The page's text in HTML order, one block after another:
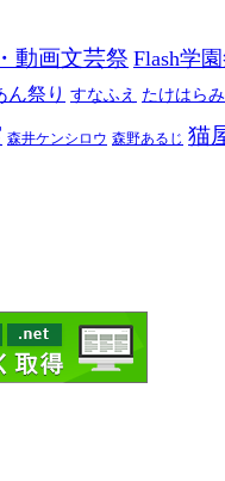
動画文芸祭 Flash学
ん祭り すなふえ たけはら
森井ケンシロウ 森野あるじ 猫